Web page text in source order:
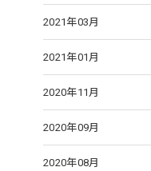
2021年03月
2021年01月
2020年11月
2020年09月
2020年08月